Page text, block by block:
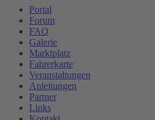
Portal
Forum
FAQ
Galerie
Marktplatz
Fahrerkarte
Veranstaltungen
Anleitungen
Partner
Links